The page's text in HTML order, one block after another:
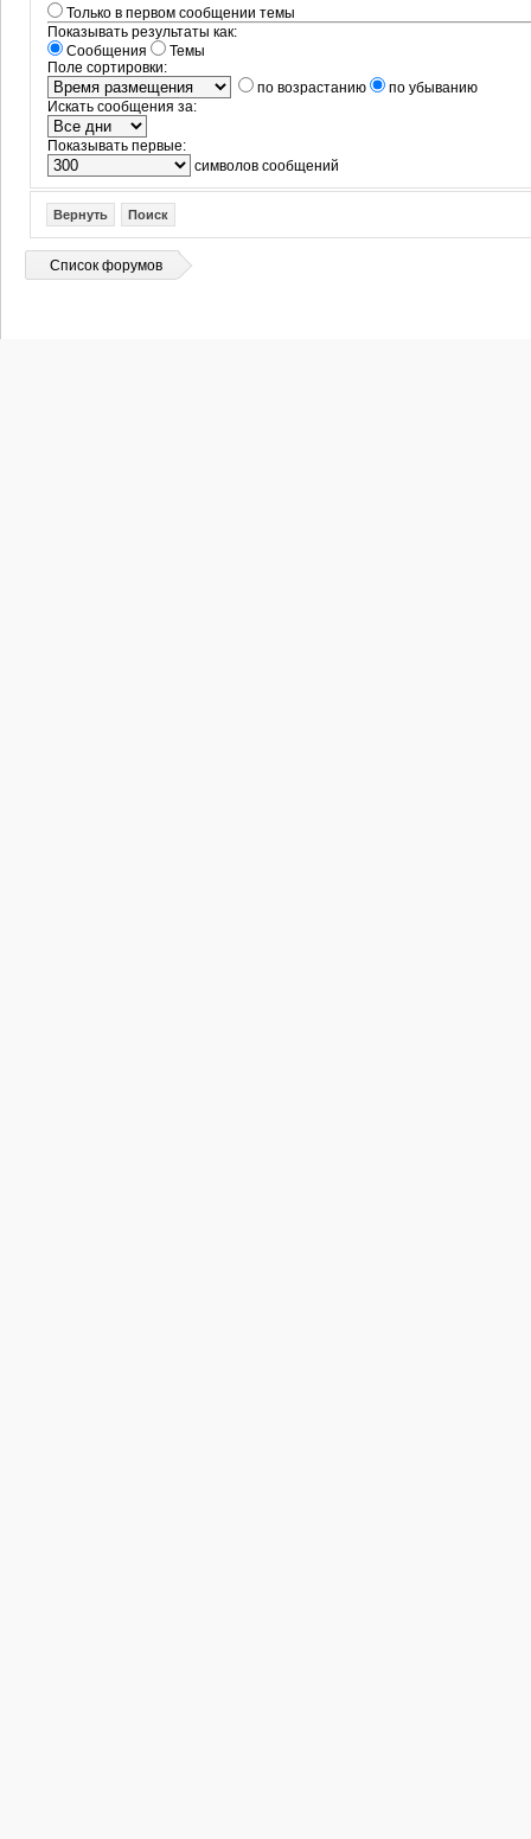
Только в первом сообщении темы
Показывать результаты как:
Сообщения
Темы
Поле сортировки:
по возрастанию
по убыванию
Искать сообщения за:
Показывать первые:
символов сообщений
Список форумов